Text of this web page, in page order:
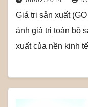
Giá trị sản xuất
ánh giá trị toàn bộ
xuất của nền kinh